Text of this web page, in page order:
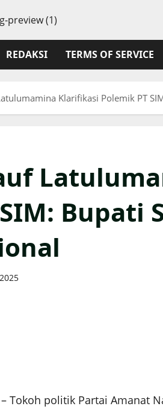
REDAKSI TERMS OF SERVICE
Klarifikasi Polemik PT
Bupati
– Tokoh politik Partai Amanat